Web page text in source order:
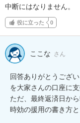
中断にはなりません。
役に立った 0
ここな さん
回答ありがとうござ
を大家さんの口座に支
ただ、最終返済日か
時効の援用の書き方